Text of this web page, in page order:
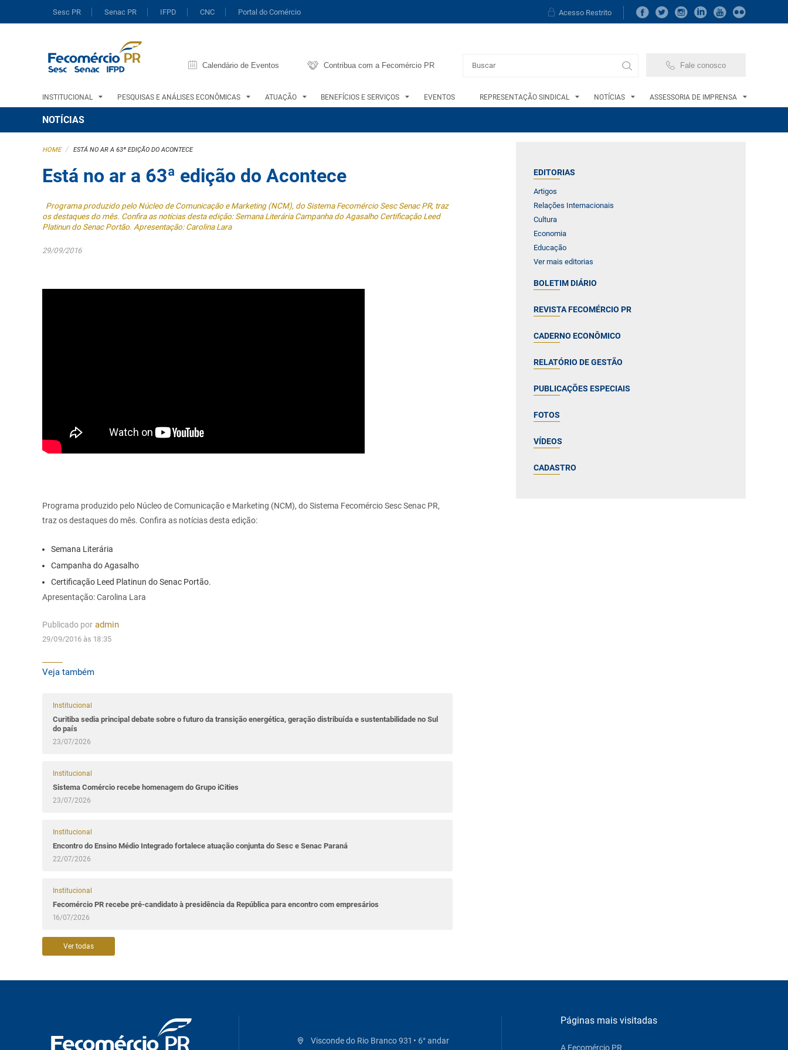
Sesc PR Senac PR IFPD CNC Portal do Comércio Acesso Restrito
Calendário de Eventos Contribua com a Fecomércio PR Fale conosco
INSTITUCIONAL PESQUISAS E ANÁLISES ECONÔMICAS ATUAÇÃO BENEFÍCIOS E SERVIÇOS EVENTOS REPRESENTAÇÃO SINDICAL NOTÍCIAS ASSESSORIA DE IMPRENSA
NOTÍCIAS
EDITORIAS
Artigos
Relações Internacionais
Cultura
Economia
Educação
Ver mais editorias
BOLETIM DIÁRIO
REVISTA FECOMÉRCIO PR
CADERNO ECONÔMICO
RELATÓRIO DE GESTÃO
PUBLICAÇÕES ESPECIAIS
FOTOS
VÍDEOS
CADASTRO
HOME / ESTÁ NO AR A 63ª EDIÇÃO DO ACONTECE
Está no ar a 63ª edição do Acontece
Programa produzido pelo Núcleo de Comunicação e Marketing (NCM), do Sistema Fecomércio Sesc Senac PR, traz
os destaques do mês. Confira as notícias desta edição: Semana Literária Campanha do Agasalho Certificação Leed
Platinun do Senac Portão. Apresentação: Carolina Lara
29/09/2016
Programa produzido pelo Núcleo de Comunicação e Marketing (NCM), do Sistema Fecomércio Sesc Senac PR,
traz os destaques do mês. Confira as notícias desta edição:
Semana Literária
Campanha do Agasalho
Certificação Leed Platinun do Senac Portão.
Apresentação: Carolina Lara
Publicado por admin
29/09/2016 às 18:35
Veja também
Institucional
Curitiba sedia principal debate sobre o futuro da transição energética, geração distribuída e sustentabilidade no Sul
do país
23/07/2026
Institucional
Sistema Comércio recebe homenagem do Grupo iCities
23/07/2026
Institucional
Encontro do Ensino Médio Integrado fortalece atuação conjunta do Sesc e Senac Paraná
22/07/2026
Institucional
Fecomércio PR recebe pré-candidato à presidência da República para encontro com empresários
16/07/2026
Ver todas
Visconde do Rio Branco 931 • 6° andar
Páginas mais visitadas
A Fecomércio PR